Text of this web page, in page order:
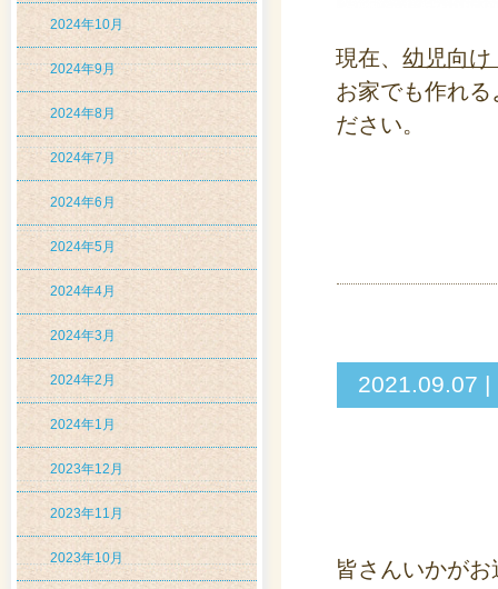
2024年10月
2024年9月
2024年8月
2024年7月
2024年6月
2024年5月
2024年4月
2024年3月
2024年2月
2024年1月
2023年12月
2023年11月
2023年10月
現在、幼児向け
お家でも作れ
ださい。
2021.09.07
皆さんいかが